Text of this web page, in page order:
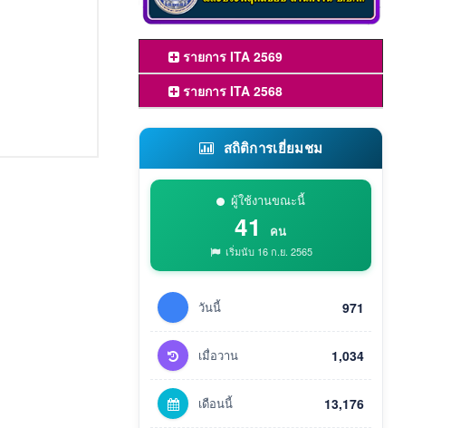
รายการ ITA 2569
รายการ ITA 2568
สถิติการเยี่ยมชม
ผู้ใช้งานขณะนี้
41 คน
เริ่มนับ 16 ก.ย. 2565
วันนี้ 971
เมื่อวาน 1,034
เดือนนี้ 13,176